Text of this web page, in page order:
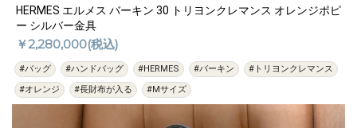
HERMES エルメス バーキン 30 トリヨンクレマンス オレンジポピ
ー シルバー金具
￥2,280,000(税込)
#バッグ #ハンドバッグ #HERMES #バーキン
#トリヨンクレマンス
#オレンジ
#長財布が入る #Mサイズ